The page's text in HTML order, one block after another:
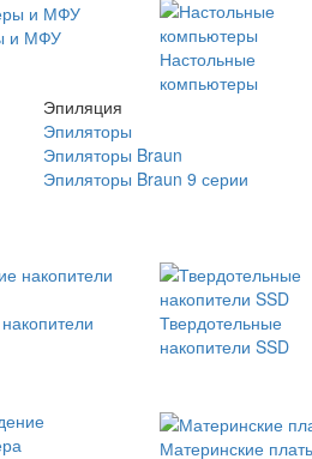
и МФУ
Настольные
компьютеры
Эпиляция
Эпиляторы
Эпиляторы Braun
Эпиляторы Braun 9 серии
Твердотельные
накопители SSD
Материнские